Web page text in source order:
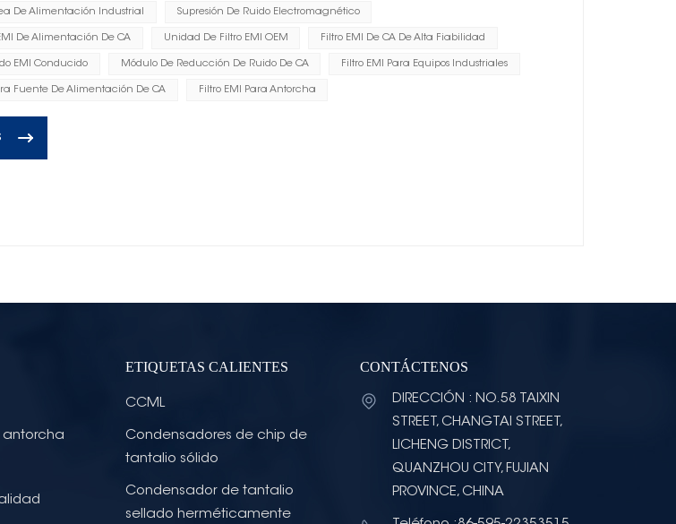
De Alimentación Industrial Supresión De Ruido Electromagnético
De Alimentación De CA Unidad De Filtro EMI OEM Filtro EMI De CA De Alta Fiabilidad
EMI Conducido Módulo De Reducción De Ruido De CA Filtro EMI Para Equipos Industriales
Fuente De Alimentación De CA Filtro EMI Para Antorcha
ETIQUETAS CALIENTES
CCML
Condensadores de chip de
tantalio sólido
Condensador de tantalio
sellado herméticamente
CONTÁCTENOS
DIRECCIÓN : NO.58 TAIXIN
STREET, CHANGTAI STREET,
LICHENG DISTRICT,
QUANZHOU CITY, FUJIAN
PROVINCE, CHINA